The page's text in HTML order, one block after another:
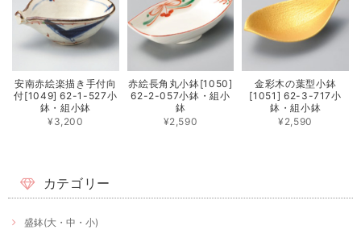
安南赤絵楽描き手付向
付[1049] 62-1-527小
鉢・組小鉢
¥3,200
赤絵長角丸小鉢[1050]
62-2-057小鉢・組小
鉢
¥2,590
金彩木の葉型小鉢
[1051] 62-3-717小
鉢・組小鉢
¥2,590
カテゴリー
盛鉢(大・中・小)